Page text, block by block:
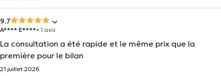
9.7
A**** E****• 1 avis
La consultation a été rapide et le même prix que la
première pour le bilan
21 juillet 2026